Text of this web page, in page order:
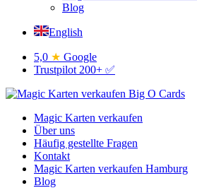
Blog
English
5,0 ★ Google
Trustpilot 200+ ✅
Magic Karten verkaufen
Über uns
Häufig gestellte Fragen
Kontakt
Magic Karten verkaufen Hamburg
Blog